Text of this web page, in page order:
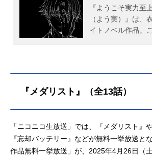
『ようこそ実力至
（よう実）』は、
イトノベル作品。
『メダリスト』（全13話）
「ニコニコ生放送」では、『メダリスト』
『忘却バッテリー』などが無料一挙放送と
作品無料一挙放送」が、2025年4月26日（